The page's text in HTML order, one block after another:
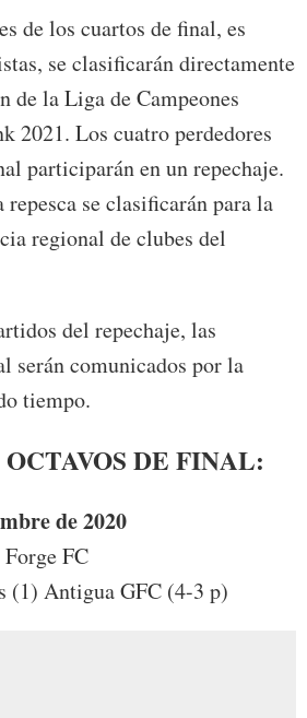
de los cuartos de final, es
se clasificarán directamente
de la Liga de Campeones
2021. Los cuatro perdedores
participarán en un repechaje.
repesca se clasificarán para la
regional de clubes del
del repechaje, las
serán comunicados por la
tiempo.
DE FINAL:
de 2020
FC
(1) Antigua GFC (4-3 p)